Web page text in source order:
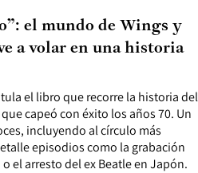
el libro que recorre la historia del
capeó con éxito los años 70. Un
incluyendo al círculo más
episodios como la grabación
el arresto del ex Beatle en Japón.
el mundo de Wings y
a volar en una historia